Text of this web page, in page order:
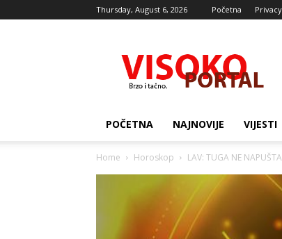
Thursday, August 6, 2026 Početna
portal
POČETNA NAJNOVIJE VIJESTI
Home Horoskop LAV: TUGA NE